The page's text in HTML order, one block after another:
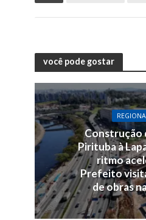
você pode gostar
Construção
Pirituba à
ritmo
Prefeito
de obras